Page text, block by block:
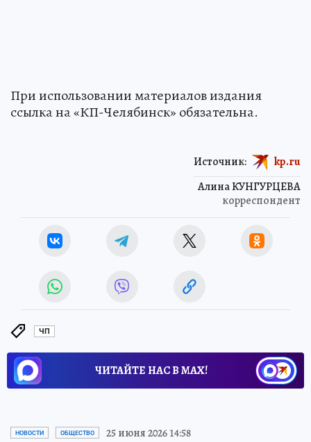
При использовании материалов издания
ссылка на «КП-Челябинск» обязательна.
Алина КУНГУРЦЕВА
корреспондент
Источник: kp.ru
ЧП
ЧИТАЙТЕ НАС В МАХ!
НОВОСТИ ОБЩЕСТВО 25 июня 2026 14:58